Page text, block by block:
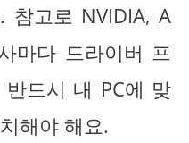
참고로 NVIDIA, A
마다 드라이버 프
드시 내 PC에 맞
해야 해요.